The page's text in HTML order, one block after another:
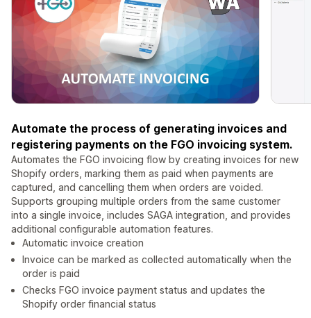
Automate the process of generating invoices and
registering payments on the FGO invoicing system.
Automates the FGO invoicing flow by creating invoices for new
Shopify orders, marking them as paid when payments are
captured, and cancelling them when orders are voided.
Supports grouping multiple orders from the same customer
into a single invoice, includes SAGA integration, and provides
additional configurable automation features.
Automatic invoice creation
Invoice can be marked as collected automatically when the
order is paid
Checks FGO invoice payment status and updates the
Shopify order financial status